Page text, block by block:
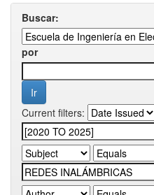
Buscar:
por
Current filters: